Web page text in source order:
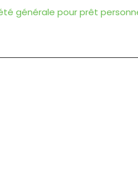
générale pour prêt